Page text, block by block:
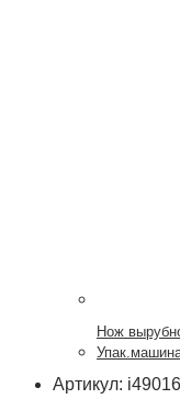
Нож
Артикул: